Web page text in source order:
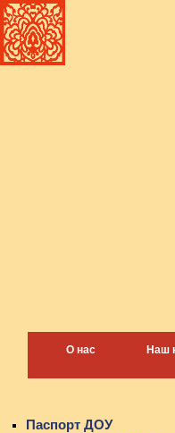
О нас Наш
Паспорт ДОУ